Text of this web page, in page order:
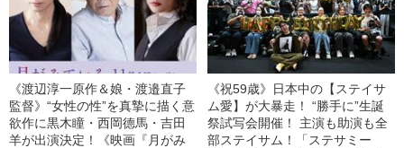
《渡辺淳一原作＆娘・渡邉直子
監督》“女性の性”を真摯に描く意
欲作に黒木瞳・西岡德馬・吉田
羊が出演決定！《映画『月がみ
《祝59歳》日本中の【ステイサ
ム愛】が大暴走！ “勝手に”生誕
祭試写会開催！ 主演も助演も全
部ステイサム！「ステサミー